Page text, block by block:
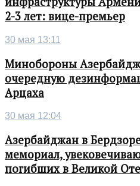
2-3 лет: вице-премьер
30 мая 13:11
Минобороны
очередную
Арцаха
30 мая 12:04
Азербайджан в
мемориал,
погибших в Великой